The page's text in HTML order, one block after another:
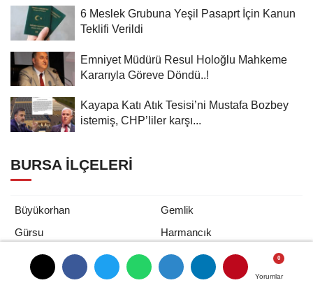
Yorumlar
Yorumlar
6 Meslek Grubuna Yeşil Pasaprt İçin Kanun
Teklifi Verildi
Emniyet Müdürü Resul Holoğlu Mahkeme
Kararıyla Göreve Döndü..!
Kayapa Katı Atık Tesisi’ni Mustafa Bozbey
istemiş, CHP’liler karşı...
BURSA İLÇELERI
Büyükorhan
Gemlik
Gürsu
Harmancık
İnegöl
İznik
Karacabey
Keles